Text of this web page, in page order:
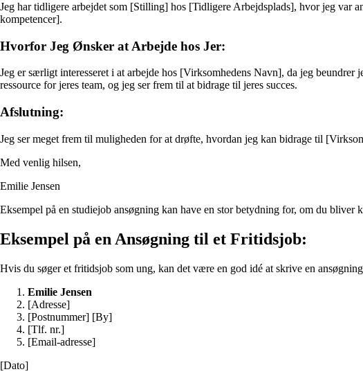
Jeg har tidligere arbejdet som [Stilling] hos [Tidligere Arbejdsplads], hvor jeg var
kompetencer].
Hvorfor Jeg Ønsker at Arbejde hos Jer:
Jeg er særligt interesseret i at arbejde hos [Virksomhedens Navn], da jeg
ressource for jeres team, og jeg ser frem til at bidrage til jeres succes.
Afslutning:
Jeg ser meget frem til muligheden for at drøfte, hvordan jeg kan bidrage til
Med venlig hilsen,
Emilie Jensen
Eksempel på en studiejob ansøgning kan have en stor betydning for, om du
Eksempel på en Ansøgning til et Fritidsjob:
Hvis du søger et fritidsjob som ung, kan det være en god idé at skrive en
Emilie Jensen
[Adresse]
[Postnummer] [By]
[Tlf. nr.]
[Email-adresse]
[Dato]